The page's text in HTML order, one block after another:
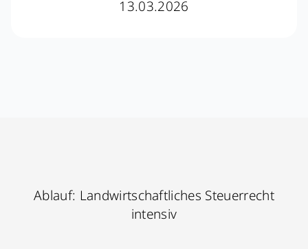
13.03.2026
Ablauf: Landwirtschaftliches Steuerrecht
intensiv